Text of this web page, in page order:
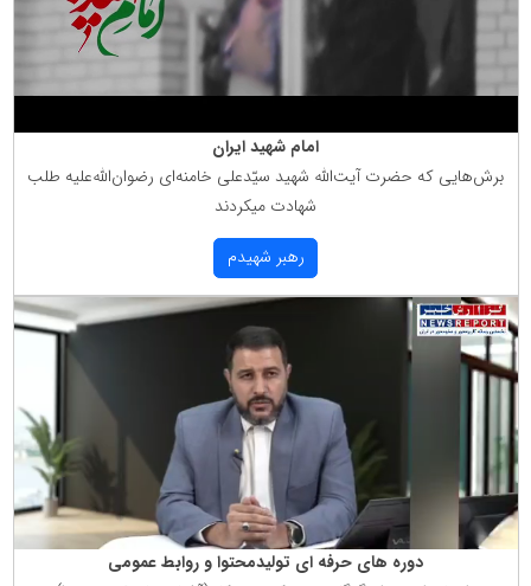
امام شهید ایران
برش‌هایی كه حضرت آیت‌الله شهید سیّدعلی خامنه‌ای رضوان‌الله‌علیه طلب
شهادت میكردند
رهبر شهیدم
دوره های حرفه ای تولیدمحتوا و روابط عمومی